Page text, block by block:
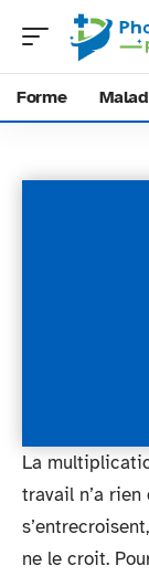
Forme
La
travail n’a rien
ne le croit.